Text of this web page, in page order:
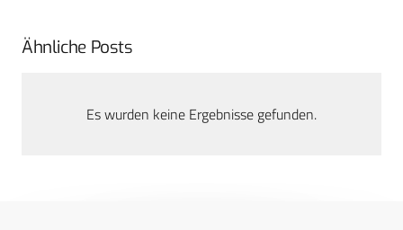
Ähnliche Posts
Es wurden keine Ergebnisse gefunden.